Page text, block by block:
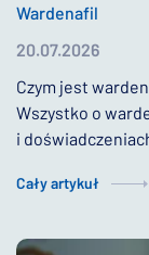
Wardenafil
20.07.2026
Czym jest
Wszystko o
i
Cały artykuł